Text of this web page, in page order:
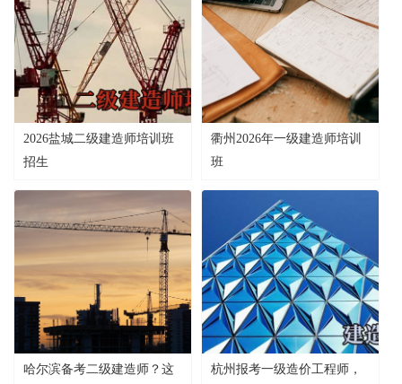
2026盐城二级建造师培训班
招生
衢州2026年一级建造师培训
班
哈尔滨备考二级建造师？这
杭州报考一级造价工程师，